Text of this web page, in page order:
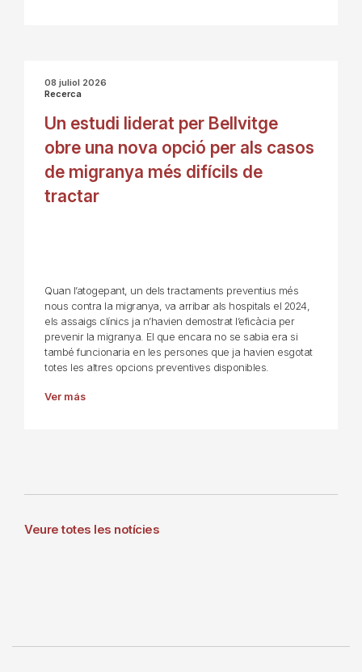
08 juliol 2026
Recerca
Un estudi liderat per Bellvitge
obre una nova opció per als casos
de migranya més difícils de
tractar
Quan l’atogepant, un dels tractaments preventius més
nous contra la migranya, va arribar als hospitals el 2024,
els assaigs clínics ja n’havien demostrat l’eficàcia per
prevenir la migranya. El que encara no se sabia era si
també funcionaria en les persones que ja havien esgotat
totes les altres opcions preventives disponibles.
Ver más
Veure totes les notícies